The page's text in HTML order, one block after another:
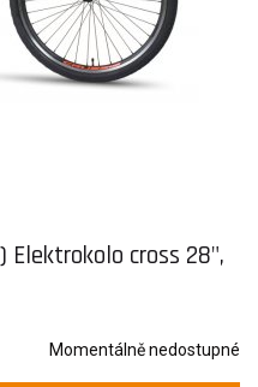
Elektrokolo cross 28",
Momentálně nedostupné